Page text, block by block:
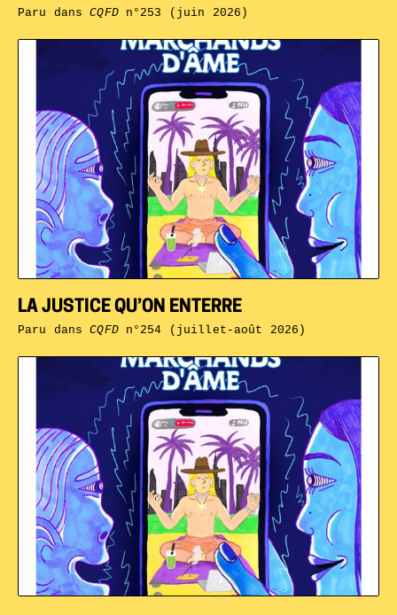
LA JUSTICE QU’ON ENTERRE
Paru dansCQFDn°254 (juillet-août 2026)
Paru dansCQFDn°253 (juin 2026)